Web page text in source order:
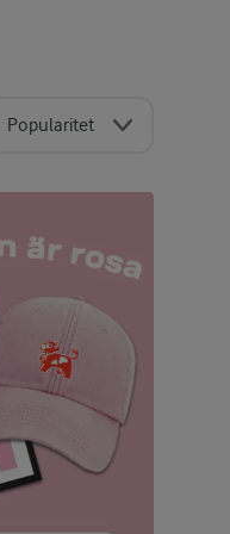
Popularitet